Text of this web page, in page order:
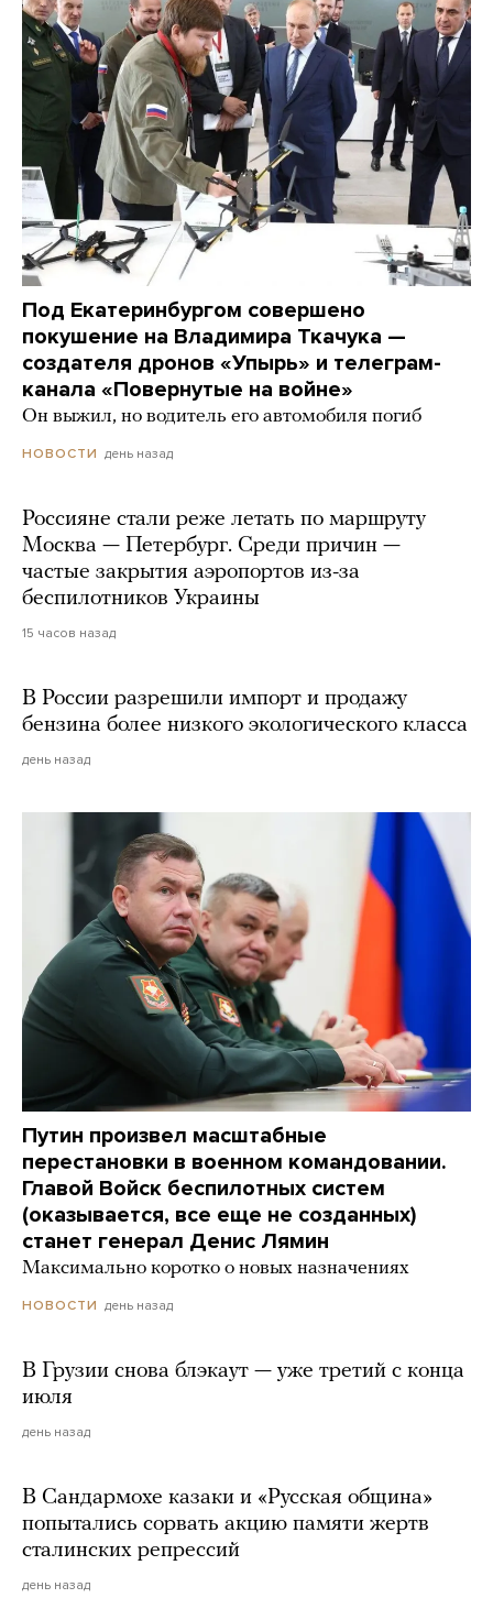
Под Екатеринбургом совершено
покушение на Владимира Ткачука —
создателя дронов «Упырь» и телеграм-
канала «Повернутые на войне»
Он выжил, но водитель его автомобиля погиб
НОВОСТИ день назад
Россияне стали реже летать по маршруту
Москва — Петербург. Среди причин —
частые закрытия аэропортов из-за
беспилотников Украины
15 часов назад
В России разрешили импорт и продажу
бензина более низкого экологического класса
день назад
Путин произвел масштабные
перестановки в военном командовании.
Главой Войск беспилотных систем
(оказывается, все еще не созданных)
станет генерал Денис Лямин
Максимально коротко о новых назначениях
НОВОСТИ день назад
В Грузии снова блэкаут — уже третий с конца
июля
день назад
В Сандармохе казаки и «Русская община»
попытались сорвать акцию памяти жертв
сталинских репрессий
день назад